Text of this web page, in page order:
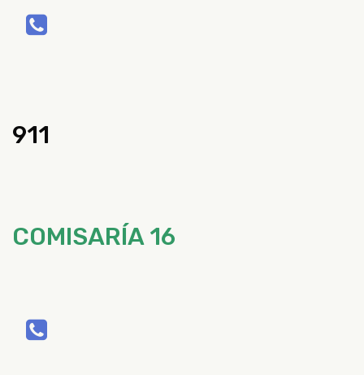
911
COMISARÍA 16